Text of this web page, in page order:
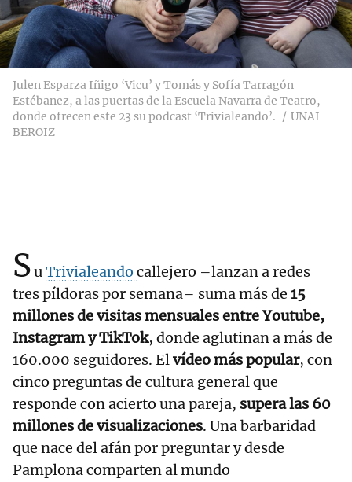
Julen Esparza Iñigo ‘Vicu’ y Tomás y Sofía Tarragón
Estébanez, a las puertas de la Escuela Navarra de Teatro,
donde ofrecen este 23 su podcast ‘Trivialeando’.
UNAI
BEROIZ
SuTrivialeando callejero –lanzan a redes
tres píldoras por semana– suma más de 15
millones de visitas mensuales entre Youtube,
Instagram y TikTok, donde aglutinan a más de
160.000 seguidores. Elvídeo más popular, con
cinco preguntas de cultura general que
responde con acierto una pareja, supera las 60
millones de visualizaciones. Una barbaridad
que nace del afán por preguntar y desde
Pamplona comparten al mundo